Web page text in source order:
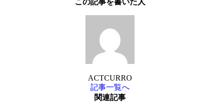
この記事を書いた人
ACTCURRO
記事一覧へ
関連記事